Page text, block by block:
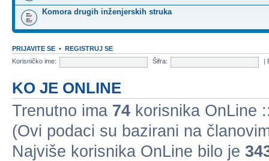
Komora drugih inženjerskih struka
PRIJAVITE SE • REGISTRUJ SE
Korisničko ime:
Šifra:
KO JE ONLINE
Trenutno ima 74 korisnika OnLine
(Ovi podaci su bazirani na
Najviše korisnika OnLine bilo je